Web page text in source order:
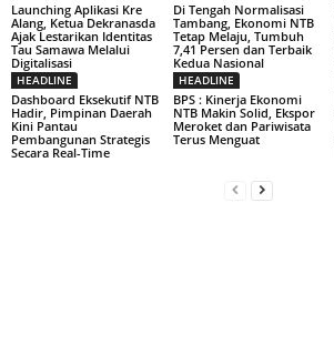
Launching Aplikasi Kre
Alang, Ketua Dekranasda
Ajak Lestarikan Identitas
Tau Samawa Melalui
Digitalisasi
Di Tengah Normalisasi
Tambang, Ekonomi NTB
Tetap Melaju, Tumbuh
7,41 Persen dan Terbaik
Kedua Nasional
HEADLINE
Dashboard Eksekutif NTB
Hadir, Pimpinan Daerah
Kini Pantau
Pembangunan Strategis
Secara Real-Time
HEADLINE
BPS : Kinerja Ekonomi
NTB Makin Solid, Ekspor
Meroket dan Pariwisata
Terus Menguat